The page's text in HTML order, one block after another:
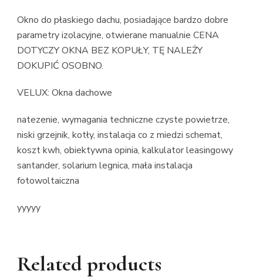
Okno do płaskiego dachu, posiadające bardzo dobre
parametry izolacyjne, otwierane manualnie CENA
DOTYCZY OKNA BEZ KOPUŁY, TĘ NALEŻY
DOKUPIĆ OSOBNO.
VELUX: Okna dachowe
natezenie, wymagania techniczne czyste powietrze,
niski grzejnik, kotły, instalacja co z miedzi schemat,
koszt kwh, obiektywna opinia, kalkulator leasingowy
santander, solarium legnica, mała instalacja
fotowoltaiczna
yyyyy
Related products